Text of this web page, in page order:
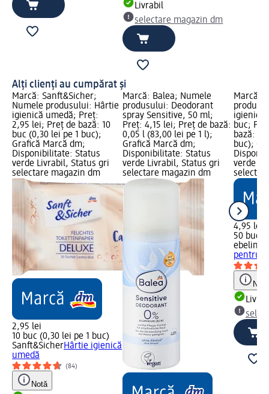
Livrabil
selectare magazin dm
Alți clienți au cumpărat și
Marcă: Sanft&Sicher;
Numele produsului: Hârtie
igienică umedă; Preț:
2,95 lei; Preț de bază: 10
buc (0,30 lei pe 1 buc);
Grafică Marcă dm;
Disponibilitate: Status
verde Livrabil, Status gri
selectare magazin dm
2,95 lei
10 buc (0,30 lei pe 1 buc)
Sanft&SicherHârtie igienică
umedă
(84)
Notă
Marcă: Balea; Numele
produsului: Deodorant
spray Sensitive, 50 ml;
Preț: 4,15 lei; Preț de bază:
0,05 l (83,00 lei pe 1 l);
Grafică Marcă dm;
Disponibilitate: Status
verde Livrabil, Status gri
selectare magazin dm
Marcă:
igienice
buc;
bază:
buc);
verde
4,95 lei
50 buc
ebelin
pentru
Notă